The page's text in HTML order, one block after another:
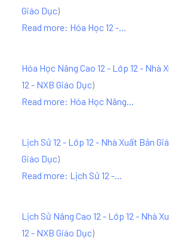
Giáo Dục)
Read more: Hóa Học 12 -...
Hóa Học Nâng Cao 12 - Lớp 12 - Nhà
12 - NXB Giáo Dục)
Read more: Hóa Học Nâng...
Lịch Sử 12 - Lớp 12 - Nhà Xuất Bản
Giáo Dục)
Read more: Lịch Sử 12 -...
Lịch Sử Nâng Cao 12 - Lớp 12 - Nhà
12 - NXB Giáo Dục)